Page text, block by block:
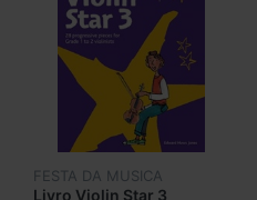
FESTA DA MUSICA
Livro Violin Star 3